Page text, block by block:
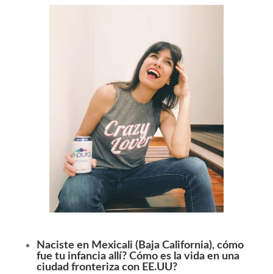
Naciste en Mexicali (Baja California), cómo
fue tu infancia allí? Cómo es la vida en una
ciudad fronteriza con EE.UU?